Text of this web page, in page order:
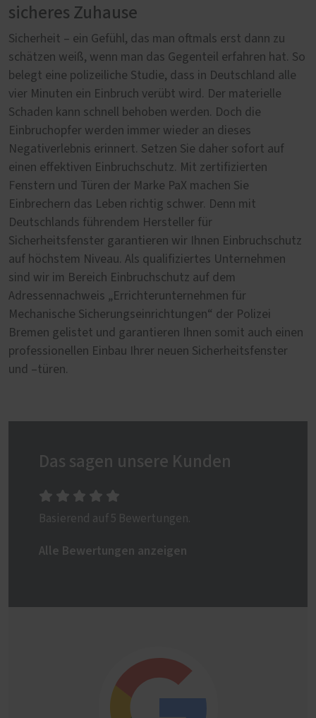
sicheres Zuhause
Sicherheit – ein Gefühl, das man oftmals erst dann zu
schätzen weiß, wenn man das Gegenteil erfahren hat. So
belegt eine polizeiliche Studie, dass in Deutschland alle
vier Minuten ein Einbruch verübt wird. Der materielle
Schaden kann schnell behoben werden. Doch die
Einbruchopfer werden immer wieder an dieses
Negativerlebnis erinnert. Setzen Sie daher sofort auf
einen effektiven Einbruchschutz. Mit zertifizierten
Fenstern und Türen der Marke PaX machen Sie
Einbrechern das Leben richtig schwer. Denn mit
Deutschlands führendem Hersteller für
Sicherheitsfenster garantieren wir Ihnen Einbruchschutz
auf höchstem Niveau. Als qualifiziertes Unternehmen
sind wir im Bereich Einbruchschutz auf dem
Adressennachweis „Errichterunternehmen für
Mechanische Sicherungseinrichtungen“ der Polizei
Bremen gelistet und garantieren Ihnen somit auch einen
professionellen Einbau Ihrer neuen Sicherheitsfenster
und –türen.
Das sagen unsere Kunden
Basierend auf 5 Bewertungen.
Alle Bewertungen anzeigen